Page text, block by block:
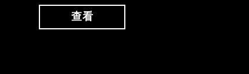
查看